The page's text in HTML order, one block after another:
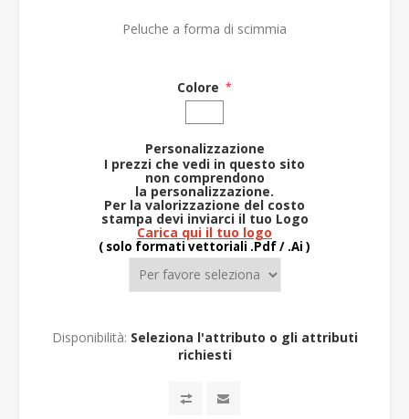
Peluche a forma di scimmia
Colore *
Personalizzazione
I prezzi che vedi in questo sito
non comprendono
la personalizzazione.
Per la valorizzazione del costo
stampa devi inviarci il tuo Logo
Carica qui il tuo logo
( solo formati vettoriali .Pdf / .Ai )
Disponibilità: Seleziona l'attributo o gli attributi
richiesti